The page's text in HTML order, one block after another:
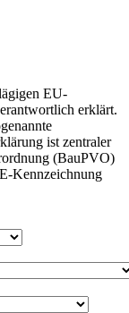
EU-
erklärt.
ist zentraler
(BauPVO)
Kennzeichnung